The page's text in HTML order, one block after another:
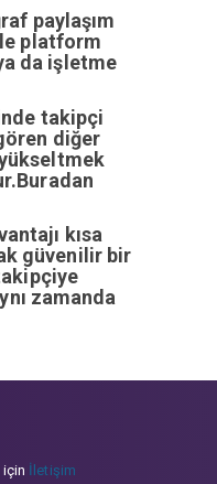
paylaşım
platform
da işletme
takipçi
diğer
kısa
güvenilir bir
zamanda
için İletişim